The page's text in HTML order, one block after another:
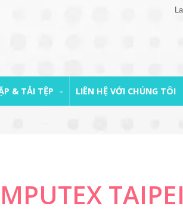
& TẢI TỆP LIÊN HỆ VỚI CHÚNG TÔI
TAIPEI